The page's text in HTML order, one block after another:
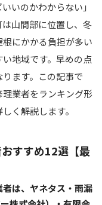
いのかわからない」
山間部に位置し、冬
にかかる負担が多い
地域です。早めの点
ます。この記事で
業者をランキング形
く解説します。
すすめ12選【最
は、ヤネタス・雨漏